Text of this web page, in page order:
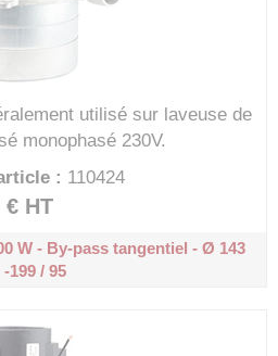
utilisé sur laveuse de
monophasé 230V.
: 110424
€ HT
W - By-pass tangentiel - Ø 143
-199 / 95